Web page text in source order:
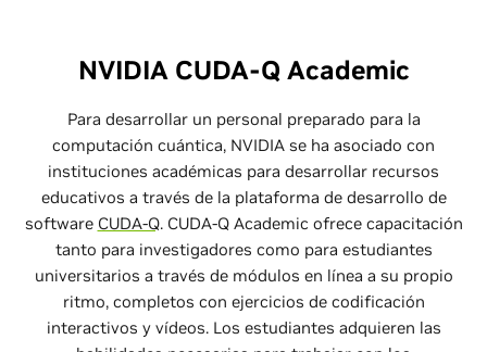
NVIDIA CUDA-Q Academic
Para desarrollar un personal preparado para la
computación cuántica, NVIDIA se ha asociado con
instituciones académicas para desarrollar recursos
educativos a través de la plataforma de desarrollo de
software CUDA-Q. CUDA-Q Academic ofrece capacitación
tanto para investigadores como para estudiantes
universitarios a través de módulos en línea a su propio
ritmo, completos con ejercicios de codificación
interactivos y vídeos. Los estudiantes adquieren las